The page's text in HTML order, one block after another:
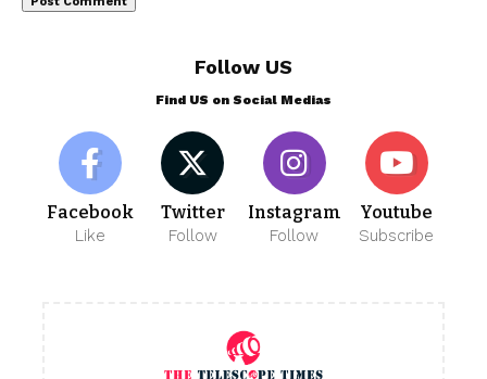
Follow US
Find US on Social Medias
Facebook
Like
Twitter
Follow
Instagram
Follow
Youtube
Subscribe